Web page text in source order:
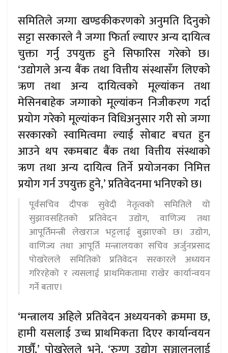
समितिले जग्गा खण्डकीकरणको अनुमति दिनुको
सट्टा सरकारले नै जग्गा फिर्ता ल्याएर अन्य दायित्व
चुक्ता गर्नु उपयुक्त हुने सिफारिस गरेको छ।
‘उद्योगले अन्य बैंक तथा वित्तीय संस्थासँग लिएको
ऋण तथा अन्य दायित्वको मूल्यांकन तथा
मेसिनबाहेक जग्गाको मूल्यांकन निजीकरण गर्दा
प्रयोग गरेको मूल्यांकन विधिअनुसार गरी सो जग्गा
सरकारको स्वामित्वमा ल्याई सोबाट बचत हुन
आउने थप रकमबाट बैंक तथा वित्तीय संस्थाको
ऋण तथा अन्य दायित्व तिर्ने प्रयोजनका निमित्त
प्रयोग गर्न उपयुक्त हुने,’ प्रतिवेदनमा भनिएको छ।
पूर्वसचिव दीपक सुवेदी नेतृत्वको समितिले यो
सुझावसहितको प्रतिवेदन उद्योग, वाणिज्य तथा
आपूर्तिमन्त्री लेखराज भट्टलाई बुझाएको छ। उद्योग,
वाणिज्य तथा आपूर्ति मन्त्रालयका सचिव अर्जुनप्रसाद
पोखरेलले समितिको प्रतिवेदन सरकारले अध्ययन
गरिरहेको र त्यसलाई प्राथमिकतामा राखेर कार्यान्वयन
गर्ने बताए।
‘मन्त्रालय अहिले प्रतिवेदन अध्ययनको क्रममा छ,
हामी यसलाई उच्च प्राथमिकता दिएर कार्यान्वयन